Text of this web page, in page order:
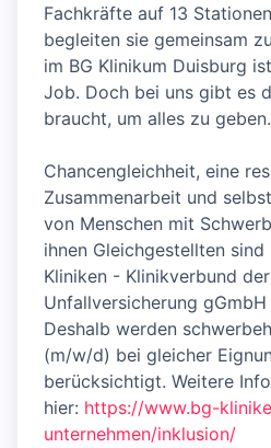
Fachkräfte auf 13
begleiten sie gemeinsam
im BG Klinikum Duisburg
Job. Doch bei uns gibt es
braucht, um alles zu geben.
Chancengleichheit, eine
Zusammenarbeit und
von Menschen mit
ihnen Gleichgestellten sind
Kliniken - Klinikverbund
Unfallversicherung
Deshalb werden
(m/w/d) bei gleicher
berücksichtigt. Weitere
hier: https://www.bg-
unternehmen/inklusion/